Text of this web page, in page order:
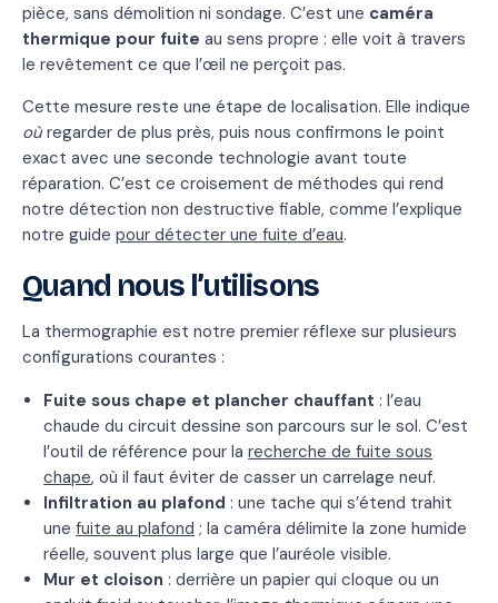
pièce, sans démolition ni sondage. C’est une caméra
thermique pour fuite au sens propre : elle voit à travers
le revêtement ce que l’œil ne perçoit pas.
Cette mesure reste une étape de localisation. Elle indique
oùregarder de plus près, puis nous confirmons le point
exact avec une seconde technologie avant toute
réparation. C’est ce croisement de méthodes qui rend
notre détection non destructive fiable, comme l’explique
notre guide pour détecter une fuite d’eau.
Quand nous l’utilisons
La thermographie est notre premier réflexe sur plusieurs
configurations courantes :
Fuite sous chape et plancher chauffant : l’eau
chaude du circuit dessine son parcours sur le sol. C’est
l’outil de référence pour larecherche de fuite sous
chape, où il faut éviter de casser un carrelage neuf.
Infiltration au plafond : une tache qui s’étend trahit
unefuite au plafond ; la caméra délimite la zone humide
réelle, souvent plus large que l’auréole visible.
Mur et cloison : derrière un papier qui cloque ou un